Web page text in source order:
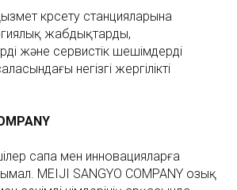
көрсету станцияларына
жабдықтарды,
және сервистік шешімдерді
негізгі жергілікті
сапа мен инновацияларға
MEIJI SANGYO COMPANY озық